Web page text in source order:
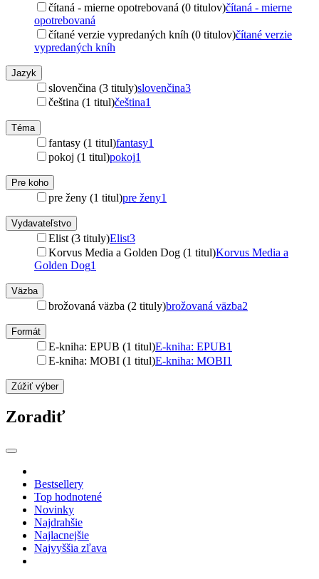
čítaná - mierne opotrebovaná (0 titulov)čítaná - mierne
opotrebovaná
čítané verzie vypredaných kníh (0 titulov)čítané verzie
vypredaných kníh
Jazyk
slovenčina (3 tituly)slovenčina3
čeština (1 titul)čeština1
Téma
fantasy (1 titul)fantasy1
pokoj (1 titul)pokoj1
Pre koho
pre ženy (1 titul)pre ženy1
Vydavateľstvo
Elist (3 tituly)Elist3
Korvus Media a Golden Dog (1 titul)Korvus Media a
Golden Dog1
Väzba
brožovaná väzba (2 tituly)brožovaná väzba2
Formát
E-kniha: EPUB (1 titul)E-kniha: EPUB1
E-kniha: MOBI (1 titul)E-kniha: MOBI1
Zúžiť výber
Zoradiť
Bestsellery
Top hodnotené
Novinky
Najdrahšie
Najlacnejšie
Najvyššia zľava